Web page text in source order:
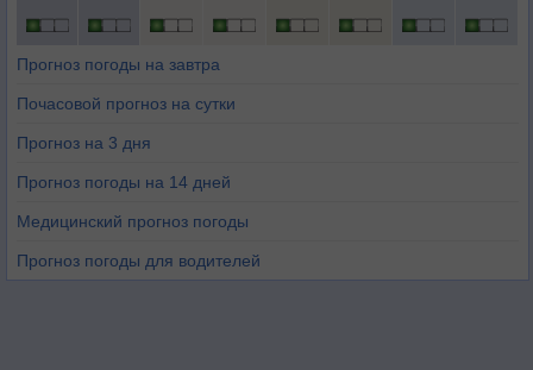
Прогноз погоды на завтра
Почасовой прогноз на сутки
Прогноз на 3 дня
Прогноз погоды на 14 дней
Медицинский прогноз погоды
Прогноз погоды для водителей